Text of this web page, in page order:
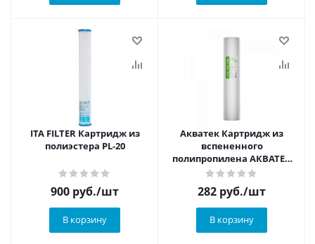
ITA FILTER Картридж из
полиэстера PL-20
900 руб./шт
В корзину
Акватек Картридж из
вспененного
полипропилена АКВАТЕК
ЭКО 10"BB для хол воды 20
мкм
282 руб./шт
В корзину